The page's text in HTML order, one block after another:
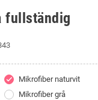
fullständig
check
Mikrofiber naturvit
Mikrofiber grå